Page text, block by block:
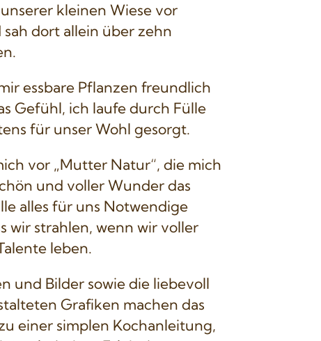
kleinen Wiese vor
sah dort allein über zehn
essbare Pflanzen freundlich
Gefühl, ich laufe durch Fülle
für unser Wohl gesorgt.
vor „Mutter Natur“, die mich
und voller Wunder das
alles für uns Notwendige
wir strahlen, wenn wir voller
leben.
und Bilder sowie die liebevoll
Grafiken machen das
einer simplen Kochanleitung,